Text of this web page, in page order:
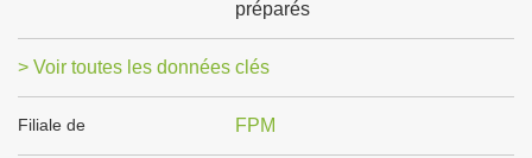
préparés
> Voir toutes les données clés
Filiale de FPM